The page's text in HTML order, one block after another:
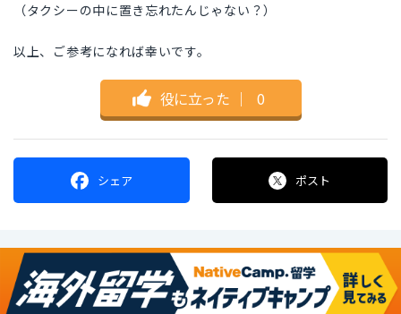
（タクシーの中に置き忘れたんじゃない？）
以上、ご参考になれば幸いです。
役に立った ｜ 0
シェア ポスト